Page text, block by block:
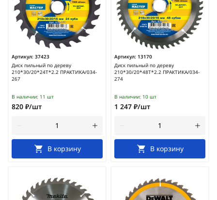
Артикул: 37423
Диск пильный по дереву
210*30/20*24Т*2.2 ПРАКТИКА/034-
267
В наличии: 11 шт
820 ₽/шт
В корзину
Артикул: 13170
Диск пильный по дереву
210*30/20*48Т*2.2 ПРАКТИКА/034-
274
В наличии: 10 шт
1 247 ₽/шт
В корзину